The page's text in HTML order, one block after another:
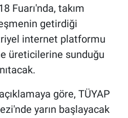
Fuarı'nda, takım
getirdiği
internet platformu
üreticilerine sunduğu
göre, TÜYAP
yarın başlayacak